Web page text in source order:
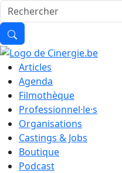
Articles
Agenda
Filmothèque
Professionnel·le·s
Organisations
Castings & Jobs
Boutique
Podcast